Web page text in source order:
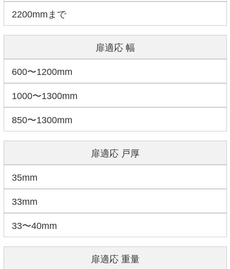
2200mmまで
扉適応 幅
600〜1200mm
1000〜1300mm
850〜1300mm
扉適応 戸厚
35mm
33mm
33〜40mm
扉適応 重量